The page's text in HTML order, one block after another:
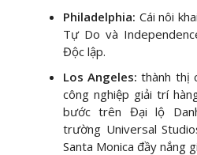
Philadelphia: Cái nôi
Tự Do và
Độc lập.
Los Angeles: thành thị
công nghiệp giải trí
bước trên Đại lộ
trường Universal
Santa Monica đầy nắng